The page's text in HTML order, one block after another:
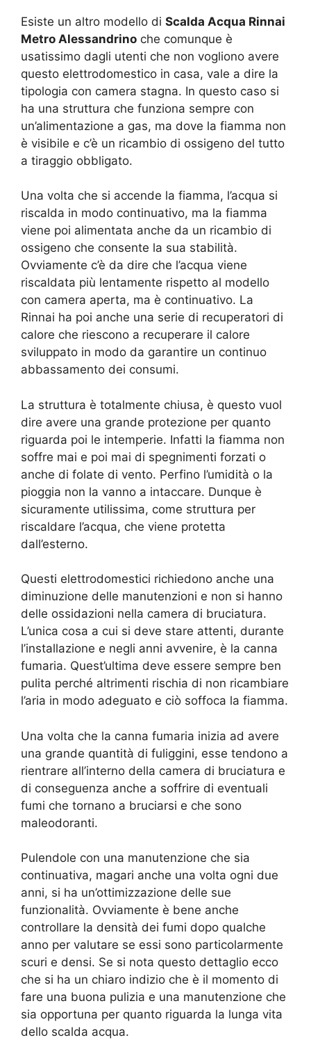
Esiste un altro modello di Scalda Acqua Rinnai
Metro Alessandrino che comunque è
usatissimo dagli utenti che non vogliono avere
questo elettrodomestico in casa, vale a dire la
tipologia con camera stagna. In questo caso si
ha una struttura che funziona sempre con
un’alimentazione a gas, ma dove la fiamma non
è visibile e c’è un ricambio di ossigeno del tutto
a tiraggio obbligato.
Una volta che si accende la fiamma, l’acqua si
riscalda in modo continuativo, ma la fiamma
viene poi alimentata anche da un ricambio di
ossigeno che consente la sua stabilità.
Ovviamente c’è da dire che l’acqua viene
riscaldata più lentamente rispetto al modello
con camera aperta, ma è continuativo. La
Rinnai ha poi anche una serie di recuperatori di
calore che riescono a recuperare il calore
sviluppato in modo da garantire un continuo
abbassamento dei consumi.
La struttura è totalmente chiusa, è questo vuol
dire avere una grande protezione per quanto
riguarda poi le intemperie. Infatti la fiamma non
soffre mai e poi mai di spegnimenti forzati o
anche di folate di vento. Perfino l’umidità o la
pioggia non la vanno a intaccare. Dunque è
sicuramente utilissima, come struttura per
riscaldare l’acqua, che viene protetta
dall’esterno.
Questi elettrodomestici richiedono anche una
diminuzione delle manutenzioni e non si hanno
delle ossidazioni nella camera di bruciatura.
L’unica cosa a cui si deve stare attenti, durante
l’installazione e negli anni avvenire, è la canna
fumaria. Quest’ultima deve essere sempre ben
pulita perché altrimenti rischia di non ricambiare
l’aria in modo adeguato e ciò soffoca la fiamma.
Una volta che la canna fumaria inizia ad avere
una grande quantità di fuliggini, esse tendono a
rientrare all’interno della camera di bruciatura e
di conseguenza anche a soffrire di eventuali
fumi che tornano a bruciarsi e che sono
maleodoranti.
Pulendole con una manutenzione che sia
continuativa, magari anche una volta ogni due
anni, si ha un’ottimizzazione delle sue
funzionalità. Ovviamente è bene anche
controllare la densità dei fumi dopo qualche
anno per valutare se essi sono particolarmente
scuri e densi. Se si nota questo dettaglio ecco
che si ha un chiaro indizio che è il momento di
fare una buona pulizia e una manutenzione che
sia opportuna per quanto riguarda la lunga vita
dello scalda acqua.